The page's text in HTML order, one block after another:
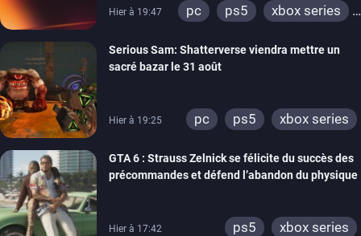
Hier à 19:47 pc ps5
xbox series
xbox one
switch 2
Serious Sam: Shatterverse viendra mettre un
sacré bazar le 31 août
Hier à 19:25 pc ps5 xbox series
GTA 6 : Strauss Zelnick se félicite du succès des
précommandes et défend l’abandon du physique
Hier à 17:42 ps5 xbox series